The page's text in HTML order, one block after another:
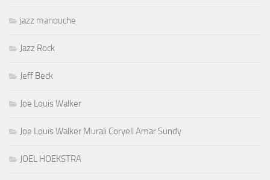
jazz manouche
Jazz Rock
Jeff Beck
Joe Louis Walker
Joe Louis Walker Murali Coryell Amar Sundy
JOEL HOEKSTRA